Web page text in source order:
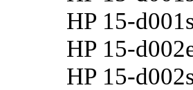
HP 15-
HP 15-
HP 15-